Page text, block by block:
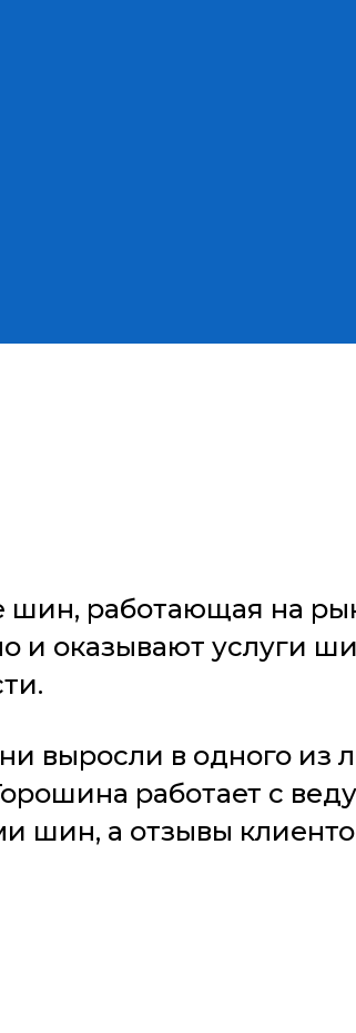
работающая на
и оказывают услуги
выросли в одного из
работает с
шин, а отзывы